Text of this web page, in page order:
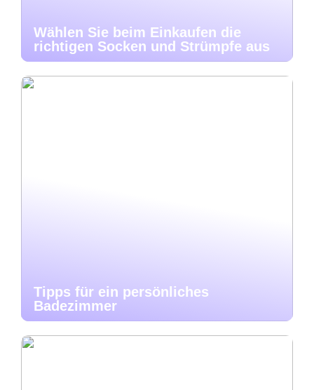
Wählen Sie beim Einkaufen die
richtigen Socken und Strümpfe aus
Tipps für ein persönliches
Badezimmer